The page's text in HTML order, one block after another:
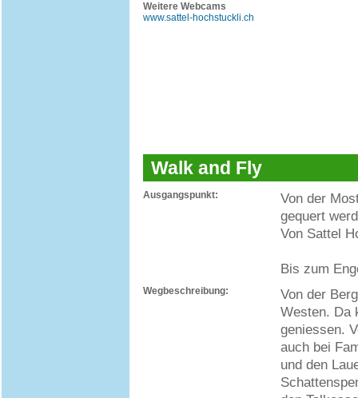
Weitere Webcams
www.sattel-hochstuckli.ch
Walk and Fly
Ausgangspunkt:
Von der
gequert
Von Sattel
Bis zum
Wegbeschreibung:
Von der
Westen. Da
geniessen.
auch bei
und den